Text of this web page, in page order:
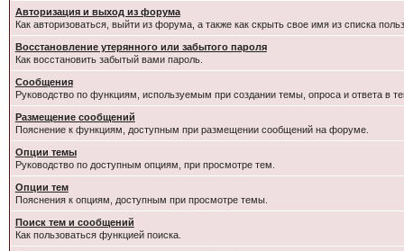
Авторизация и выход из форума
Как авторизоваться, выйти из форума, а также как скрыть свое имя из списка
Восстановление утерянного или забытого пароля
Как восстановить забытый вами пароль.
Сообщения
Руководство по функциям, используемым при создании темы, опроса и ответа в
Размещение сообщений
Пояснение к функциям, доступным при размещении сообщений на форуме.
Опции темы
Руководство по доступным опциям, при просмотре тем.
Опции тем
Пояснения к опциям, доступным при просмотре темы.
Поиск тем и сообщений
Как пользоваться функцией поиска.